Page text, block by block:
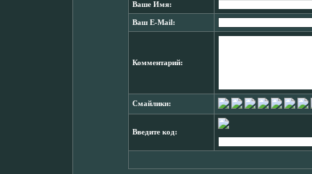
Ваше Имя:
Ваш E-Mail:
Комментарий:
Смайлики:
Введите код: